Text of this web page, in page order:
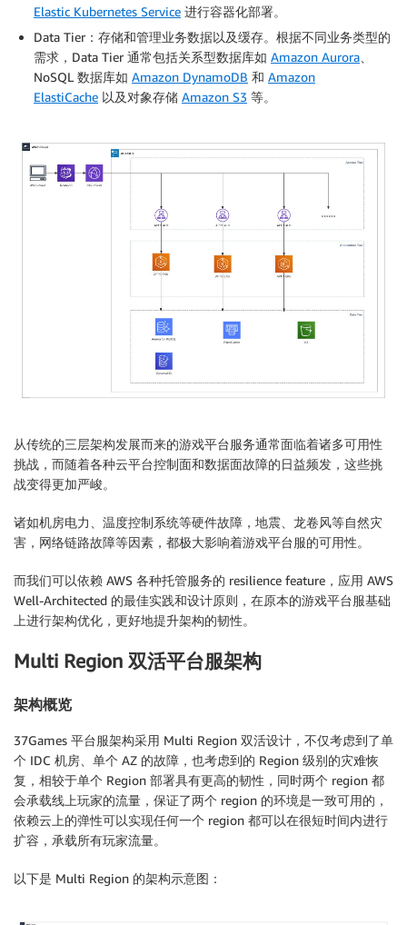
Elastic Kubernetes Service 进行容器化部署。
Data Tier：存储和管理业务数据以及缓存。根据不同业务类型的
需求，Data Tier 通常包括关系型数据库如 Amazon Aurora
NoSQL 数据库如 Amazon DynamoDB 和 Amazon
ElastiCache 以及对象存储 Amazon S3 等。
从传统的三层架构发展而来的游戏平台服务通常面临着诸多可用性
挑战，而随着各种云平台控制面和数据面故障的日益频发，这些挑
战变得更加严峻。
诸如机房电力、温度控制系统等硬件故障，地震、龙卷风等自然灾
害，网络链路故障等因素，都极大影响着游戏平台服的可用性。
而我们可以依赖 AWS 各种托管服务的 resilience feature，应用 AWS
Well-Architected 的最佳实践和设计原则，在原本的游戏平台服基础
上进行架构优化，更好地提升架构的韧性。
Multi Region 双活平台服架构
架构概览
37Games 平台服架构采用 Multi Region 双活设计，不仅考虑到了单
个 IDC 机房、单个 AZ 的故障，也考虑到的 Region 级别的灾难恢
复，相较于单个 Region 部署具有更高的韧性，同时两个 region 都
会承载线上玩家的流量，保证了两个 region 的环境是一致可用的，
依赖云上的弹性可以实现任何一个 region 都可以在很短时间内进行
扩容，承载所有玩家流量。
以下是 Multi Region 的架构示意图：